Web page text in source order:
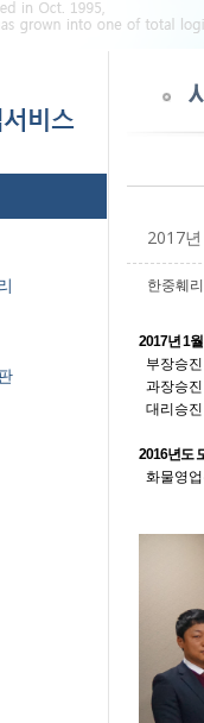
2017
한중훼리
2017년 1
부장승
과장승
대리승
2016년도
화물영